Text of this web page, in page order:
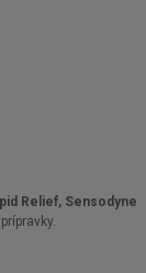
Relief, Sensodyne